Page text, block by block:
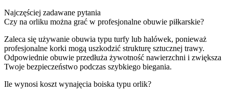
Najczęściej zadawane pytania
Czy na orliku można grać w profesjonalne obuwie piłkarskie?
Zaleca się używanie obuwia typu turfy lub halówek, ponieważ
profesjonalne korki mogą uszkodzić strukturę sztucznej trawy.
Odpowiednie obuwie przedłuża żywotność nawierzchni i zwiększa
Twoje bezpieczeństwo podczas szybkiego biegania.
Ile wynosi koszt wynajęcia boiska typu orlik?